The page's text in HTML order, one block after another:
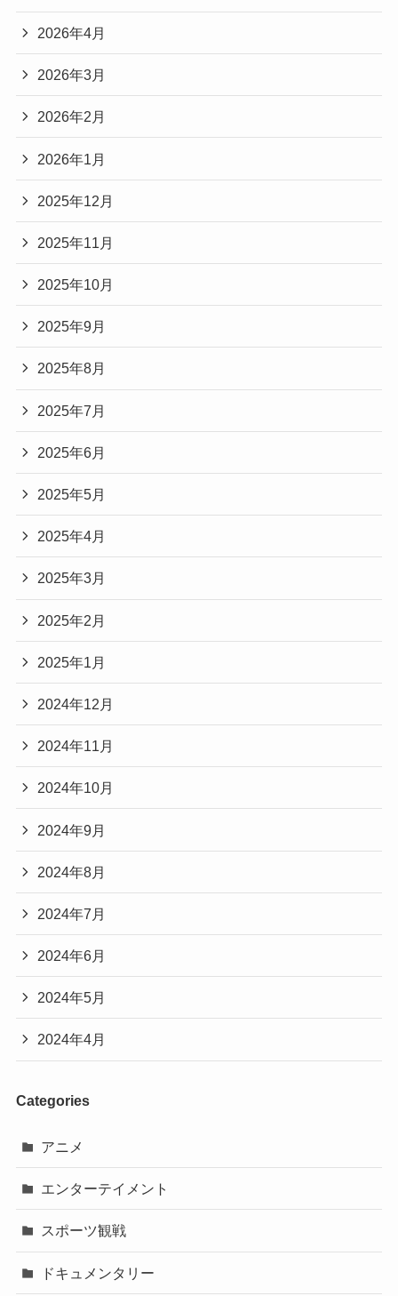
2026年4月
2026年3月
2026年2月
2026年1月
2025年12月
2025年11月
2025年10月
2025年9月
2025年8月
2025年7月
2025年6月
2025年5月
2025年4月
2025年3月
2025年2月
2025年1月
2024年12月
2024年11月
2024年10月
2024年9月
2024年8月
2024年7月
2024年6月
2024年5月
2024年4月
Categories
アニメ
エンターテイメント
スポーツ観戦
ドキュメンタリー